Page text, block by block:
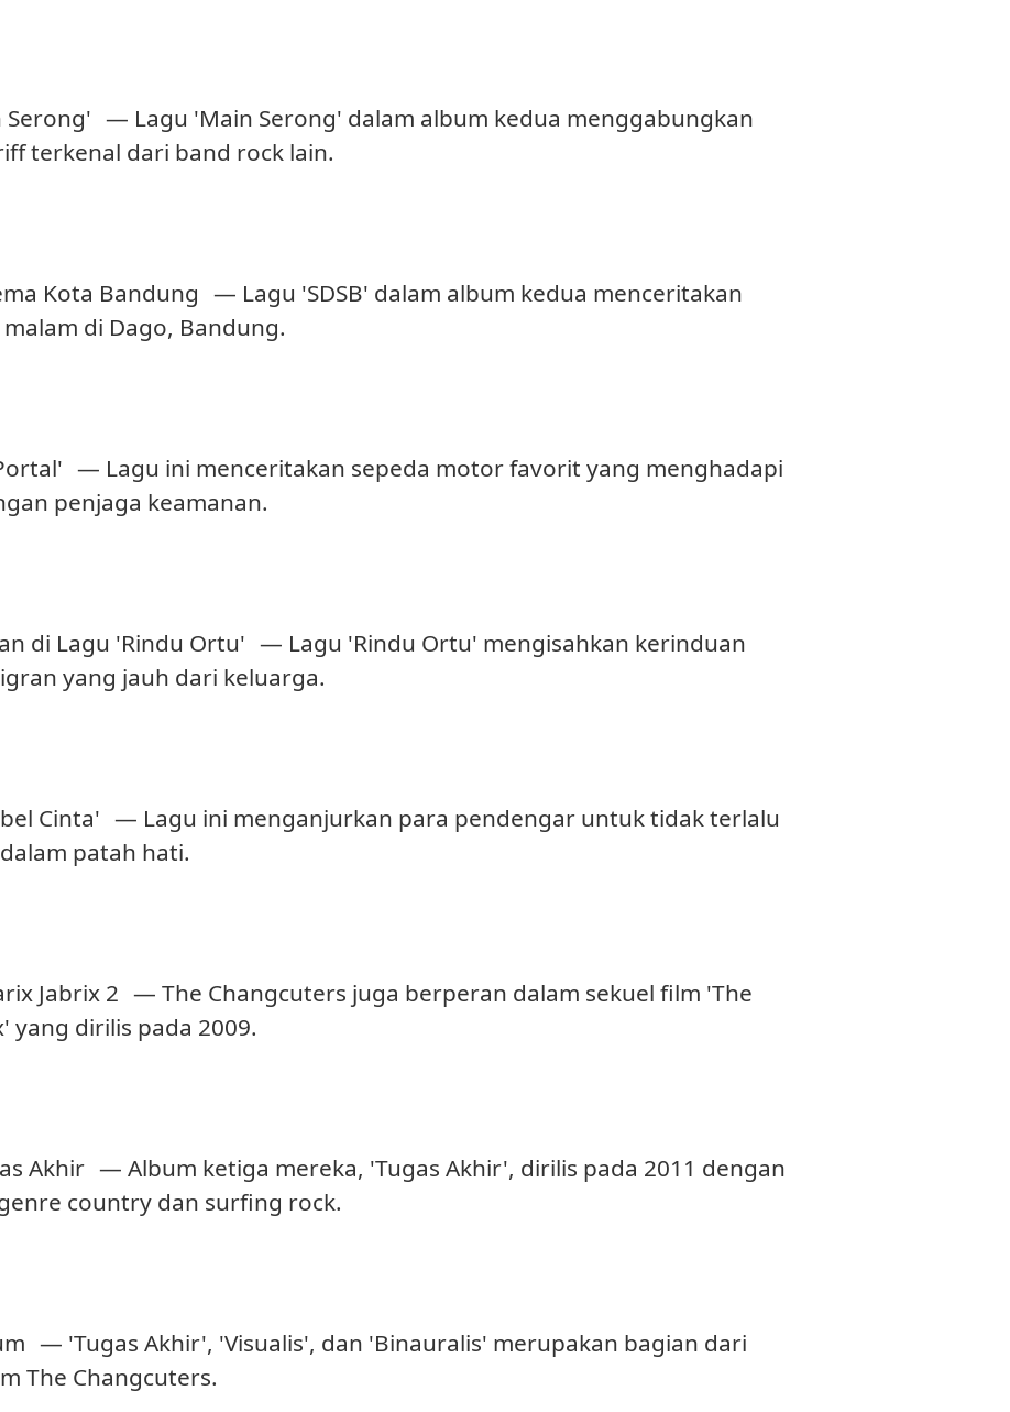
Serong' — Lagu 'Main Serong' dalam album kedua menggabungkan
terkenal dari band rock lain.
Kota Bandung — Lagu 'SDSB' dalam album kedua menceritakan
di Dago, Bandung.
— Lagu ini menceritakan sepeda motor favorit yang menghadapi
penjaga keamanan.
di Lagu 'Rindu Ortu' — Lagu 'Rindu Ortu' mengisahkan kerinduan
yang jauh dari keluarga.
Cinta' — Lagu ini menganjurkan para pendengar untuk tidak terlalu
patah hati.
Jabrix 2 — The Changcuters juga berperan dalam sekuel film 'The
yang dirilis pada 2009.
Akhir — Album ketiga mereka, 'Tugas Akhir', dirilis pada 2011 dengan
country dan surfing rock.
— 'Tugas Akhir', 'Visualis', dan 'Binauralis' merupakan bagian dari
The Changcuters.